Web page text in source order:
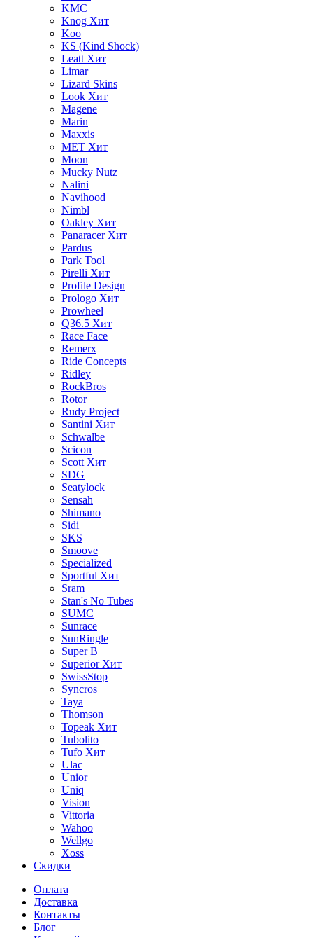
KMC
Knog Хит
Koo
KS (Kind Shock)
Leatt Хит
Limar
Lizard Skins
Look Хит
Magene
Marin
Maxxis
MET Хит
Moon
Mucky Nutz
Nalini
Navihood
Nimbl
Oakley Хит
Panaracer Хит
Pardus
Park Tool
Pirelli Хит
Profile Design
Prologo Хит
Prowheel
Q36.5 Хит
Race Face
Remerx
Ride Concepts
Ridley
RockBros
Rotor
Rudy Project
Santini Хит
Schwalbe
Scicon
Scott Хит
SDG
Seatylock
Sensah
Shimano
Sidi
SKS
Smoove
Specialized
Sportful Хит
Sram
Stan's No Tubes
SUMC
Sunrace
SunRingle
Super B
Superior Хит
SwissStop
Syncros
Taya
Thomson
Topeak Хит
Tubolito
Tufo Хит
Ulac
Unior
Uniq
Vision
Vittoria
Wahoo
Wellgo
Xoss
Скидки
Оплата
Доставка
Контакты
Блог